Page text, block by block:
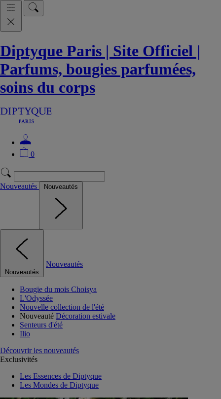
Diptyque Paris | Site Officiel |
Parfums, bougies parfumées,
soins du corps
0
Nouveautés Nouveautés
Nouveautés
Nouveautés
Bougie du mois Choisya
L'Odyssée
Nouvelle collection de l'été
Nouveauté Décoration estivale
Senteurs d'été
Ilio
Découvrir les nouveautés
Exclusivités
Les Essences de Diptyque
Les Mondes de Diptyque